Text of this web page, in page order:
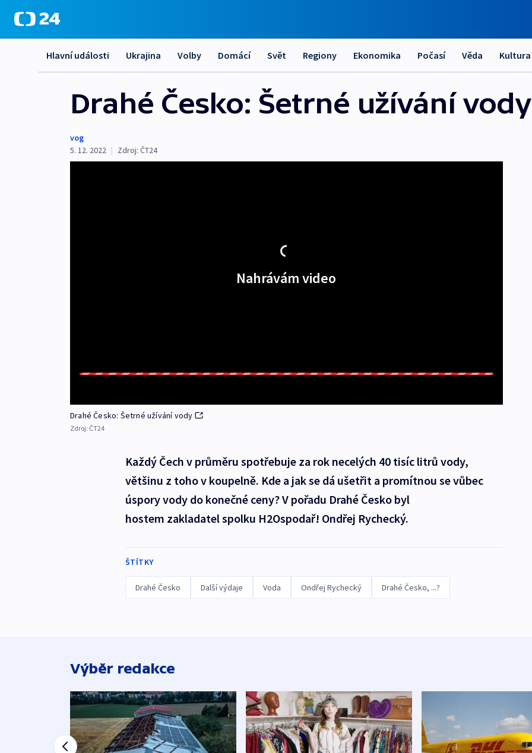
Hlavní události Ukrajina Volby Domácí Svět Regiony Ekonomika Počasí Věda Kultura
Drahé Česko: Šetrné užívání vody
vog
5. 12. 2022 | Zdroj: ČT24
Nahrávám video
Drahé Česko: Šetrné užívání vody
Zdroj: ČT24
Každý Čech v průměru spotřebuje za rok necelých 40 tisíc litrů vody,
většinu z toho v koupelně. Kde a jak se dá ušetřit a promítnou se vůbec
úspory vody do konečné ceny? V pořadu Drahé Česko byl
hostem zakladatel spolku H2Ospodař! Ondřej Rychecký.
ŠTÍTKY
Drahé Česko Další výdaje Voda Ondřej Rychecký Drahé Česko, ...?
Výběr redakce